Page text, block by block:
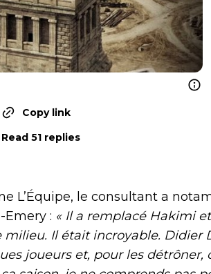
Copy link
Read 51 replies
L’Équipe, le consultant a
: « Il a remplacé Hakimi
Il était incroyable. Didier
joueurs et, pour les détrôner,